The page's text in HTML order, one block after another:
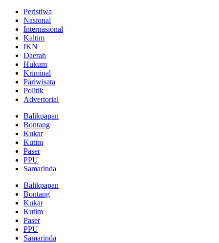
Peristiwa
Nasional
Internasional
Kaltim
IKN
Daerah
Hukum
Kriminal
Pariwisata
Politik
Advertorial
Balikpapan
Bontang
Kukar
Kutim
Paser
PPU
Samarinda
Balikpapan
Bontang
Kukar
Kutim
Paser
PPU
Samarinda